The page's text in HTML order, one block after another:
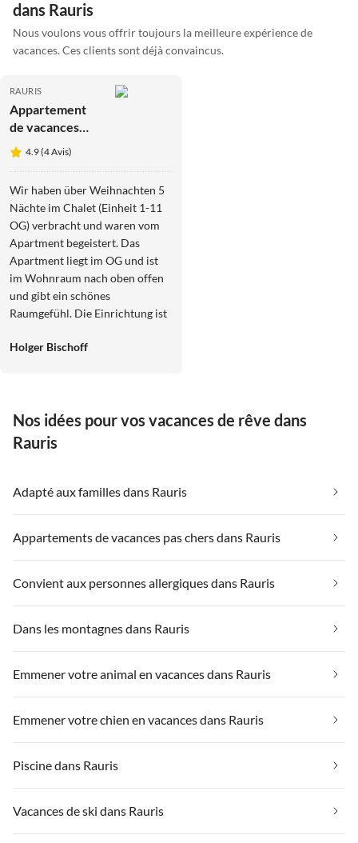
dans Rauris
Nous voulons vous offrir toujours la meilleure expérience de
vacances. Ces clients sont déjà convaincus.
RAURIS
Appartement
de vacances
Chalet
Hochalmbahnen
4.9 (4 Avis)
Wir haben über Weihnachten 5
Nächte im Chalet (Einheit 1-11
OG) verbracht und waren vom
Apartment begeistert. Das
Apartment liegt im OG und ist
im Wohnraum nach oben offen
und gibt ein schönes
Raumgefühl. Die Einrichtung ist
versucht, "billiges" Inventar zur
Beispiel kann ich Kunstobjekte
an den Wänden (nicht vom
(habe ich zufälligerweise selbst
WMF-Geräte etc. nennen. Ganz
toll fanden wir, dass das
Apartment individuell passend
zur Weihnachtszeit mit der
dekoriert wurde. Wiederum sehr
Skiraum waren Blumen als Deko.
Liebe zum Detail!!!
Holger Bischoff
Nos idées pour vos vacances de rêve dans
Rauris
Adapté aux familles dans Rauris
Appartements de vacances pas chers dans Rauris
Convient aux personnes allergiques dans Rauris
Dans les montagnes dans Rauris
Emmener votre animal en vacances dans Rauris
Emmener votre chien en vacances dans Rauris
Piscine dans Rauris
Vacances de ski dans Rauris